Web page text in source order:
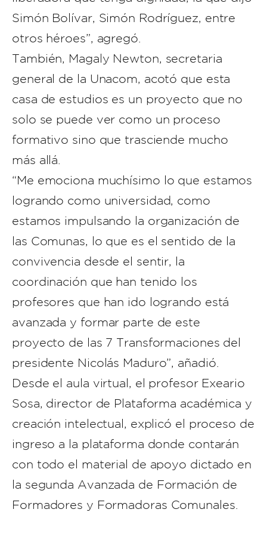
Simón Bolívar, Simón Rodríguez, entre
otros héroes”, agregó.
También, Magaly Newton, secretaria
general de la Unacom, acotó que esta
casa de estudios es un proyecto que no
solo se puede ver como un proceso
formativo sino que trasciende mucho
más allá.
“Me emociona muchísimo lo que estamos
logrando como universidad, como
estamos impulsando la organización de
las Comunas, lo que es el sentido de la
convivencia desde el sentir, la
coordinación que han tenido los
profesores que han ido logrando está
avanzada y formar parte de este
proyecto de las 7 Transformaciones del
presidente Nicolás Maduro”, añadió.
Desde el aula virtual, el profesor Exeario
Sosa, director de Plataforma académica y
creación intelectual, explicó el proceso de
ingreso a la plataforma donde contarán
con todo el material de apoyo dictado en
la segunda Avanzada de Formación de
Formadores y Formadoras Comunales.